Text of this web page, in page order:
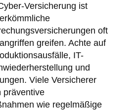
Versicherung ist
oft
greifen. Achte auf
IT-
und
Viele Versicherer
präventive
wie regelmäßige